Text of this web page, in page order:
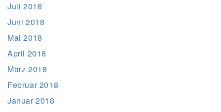
Juli 2018
Juni 2018
Mai 2018
April 2018
März 2018
Februar 2018
Januar 2018